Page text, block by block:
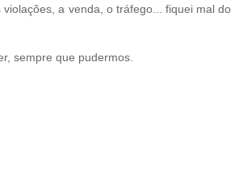
violações, a venda, o tráfego... fiquei mal do
sempre que pudermos.